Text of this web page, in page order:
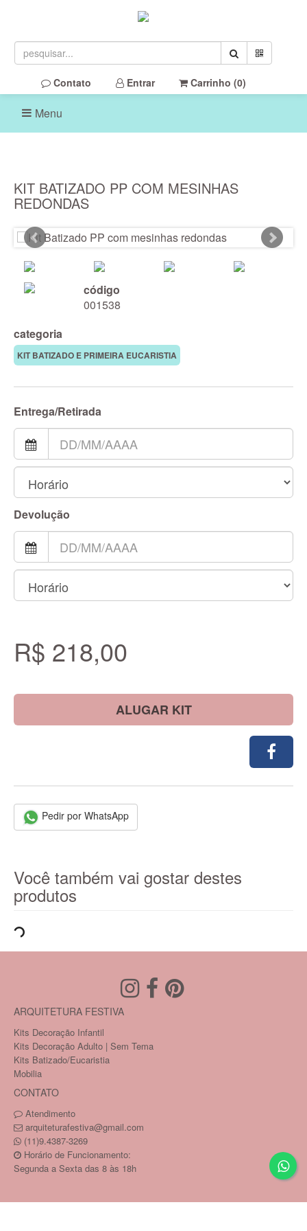
Contato Entrar Carrinho (0)
Menu
KIT BATIZADO PP COM MESINHAS
REDONDAS
código
001538
categoria
KIT BATIZADO E PRIMEIRA EUCARISTIA
Entrega/Retirada
Devolução
R$ 218,00
ALUGAR KIT
Pedir por WhatsApp
Você também vai gostar destes
produtos
ARQUITETURA FESTIVA
Kits Decoração Infantil
Kits Decoração Adulto | Sem Tema
Kits Batizado/Eucaristia
Mobilia
CONTATO
Atendimento
arquiteturafestiva@gmail.com
(11)9.4387-3269
Horário de Funcionamento:
Segunda a Sexta das 8 às 18h